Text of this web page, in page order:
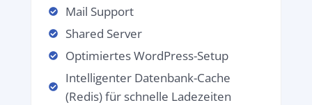
Mail Support
Shared Server
Optimiertes WordPress-Setup
Intelligenter Datenbank-Cache
(Redis) für schnelle Ladezeiten